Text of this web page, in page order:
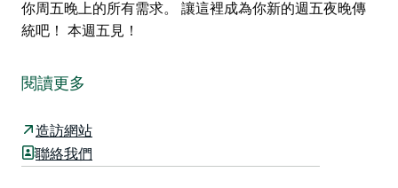
你周五晚上的所有需求。 讓這裡成為你新的週五夜晚傳
統吧！ 本週五見！
每週五晚，來這裡享受精彩的現場音樂、美味佳餚、冰爽
舞池裡盡情搖擺，還是只想悠閒地放鬆身心，我們都能滿
足你周五晚上的所有需求。
閱讀更多
造訪網站
聯絡我們